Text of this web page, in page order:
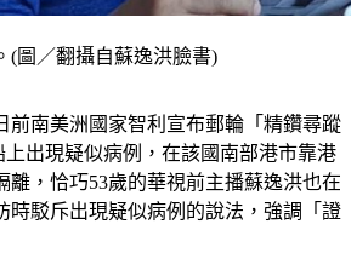
前南美洲國家智利宣布郵輪「精鑽尋蹤
上出現疑似病例，在該國南部港市靠港
離，恰巧53歲的華視前主播蘇逸洪也在
駁斥出現疑似病例的說法，強調「證